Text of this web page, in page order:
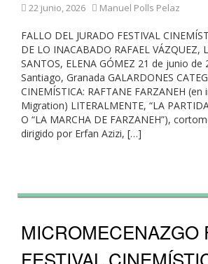
22 junio, 2026 Manuel Polls Pelaz
FALLO DEL JURADO FESTIVAL
DE LO INACABADO RAFAEL VÁZQUEZ,
SANTOS, ELENA GÓMEZ 21 de junio de
Santiago, Granada GALARDONES
CINEMÍSTICA: RAFTANE FARZANEH (en
Migration) LITERALMENTE, “LA
O “LA MARCHA DE FARZANEH”),
dirigido por Erfan Azizi, […]
MICROMECENAZGO
FESTIVAL